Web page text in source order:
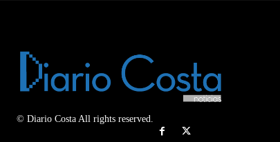
© Diario Costa All rights reserved.